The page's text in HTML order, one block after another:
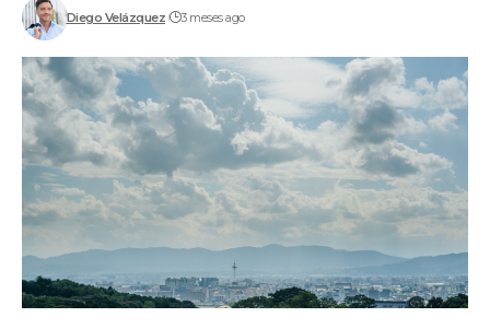
Diego Velázquez 3 meses ago